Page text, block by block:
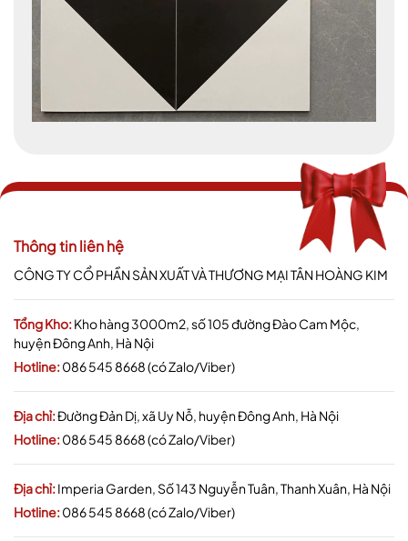
Thông tin liên hệ
CÔNG TY CỔ PHẦN SẢN XUẤT VÀ THƯƠNG MẠI TÂN HOÀNG KIM
Tổng Kho:Kho hàng 3000m2, số 105 đường Đào Cam Mộc,
huyện Đông Anh, Hà Nội
Hotline:086 545 8668 (có Zalo/Viber)
Địa chỉ:Đường Đản Dị, xã Uy Nỗ, huyện Đông Anh, Hà Nội
Hotline:086 545 8668 (có Zalo/Viber)
Địa chỉ:Imperia Garden, Số 143 Nguyễn Tuân, Thanh Xuân, Hà Nội
Hotline:086 545 8668 (có Zalo/Viber)